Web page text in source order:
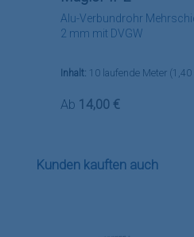
Alu-Verbundrohr
2 mm mit DVGW
Inhalt: 10 laufende Meter
Regulärer Preis:
Ab 14,00 €
Produktgalerie überspringen
Kunden kauften auch